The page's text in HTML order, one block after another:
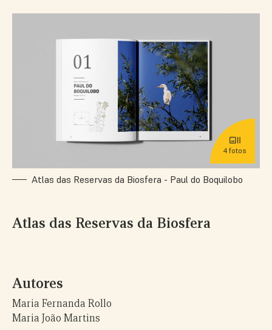
4 fotos
Atlas das Reservas da Biosfera - Paul do Boquilobo
Atlas
das
da
do
Boquilobo
Atlas
das
da
do
Boquilobo
Atlas
das
da
Atlas
das
da
Mundial
de
Reservas
Atlas das Reservas da Biosfera
Autores
Maria Fernanda Rollo
Maria João Martins